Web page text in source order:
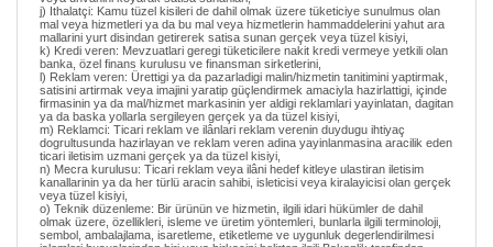
j) Ithalatçi: Kamu tüzel kisileri de dahil olmak üzere tüketiciye sunulmus olan
mal veya hizmetleri ya da bu mal veya hizmetlerin hammaddelerini yahut ara
mallarini yurt disindan getirerek satisa sunan gerçek veya tüzel kisiyi,
k) Kredi veren: Mevzuatlari geregi tüketicilere nakit kredi vermeye yetkili olan
banka, özel finans kurulusu ve finansman sirketlerini,
l) Reklam veren: Ürettigi ya da pazarladigi malin/hizmetin tanitimini yaptirmak,
satisini artirmak veya imajini yaratip güçlendirmek amaciyla hazirlattigi, içinde
firmasinin ya da mal/hizmet markasinin yer aldigi reklamlari yayinlatan, dagitan
ya da baska yollarla sergileyen gerçek ya da tüzel kisiyi,
m) Reklamci: Ticari reklam ve ilânlari reklam verenin duydugu ihtiyaç
dogrultusunda hazirlayan ve reklam veren adina yayinlanmasina aracilik eden
ticari iletisim uzmani gerçek ya da tüzel kisiyi,
n) Mecra kurulusu: Ticari reklam veya ilâni hedef kitleye ulastiran iletisim
kanallarinin ya da her türlü aracin sahibi, isleticisi veya kiralayicisi olan gerçek
veya tüzel kisiyi,
o) Teknik düzenleme: Bir ürünün ve hizmetin, ilgili idari hükümler de dahil
olmak üzere, özellikleri, isleme ve üretim yöntemleri, bunlarla ilgili terminoloji,
sembol, ambalajlama, isaretleme, etiketleme ve uygunluk degerlendirilmesi